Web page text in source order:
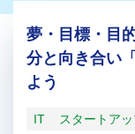
夢・目標・目
分と向き合い
よう
IT スタートア